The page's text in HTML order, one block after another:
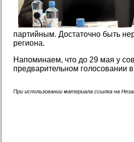
партийным. Достаточно быть
региона.
Напоминаем, что до 29 мая у
предварительном голосовании
При использовании материала ссылка на